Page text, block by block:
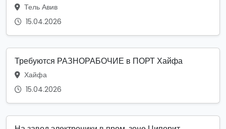
Тель Авив
15.04.2026
Требуются РАЗНОРАБОЧИЕ в ПОРТ Хайфа
Хайфа
15.04.2026